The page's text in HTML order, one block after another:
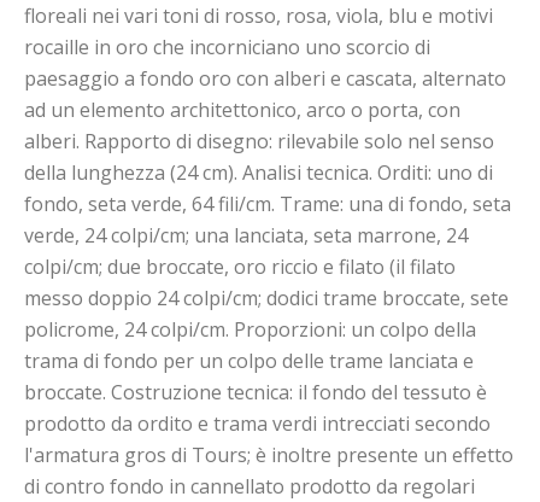
floreali nei vari toni di rosso, rosa, viola, blu e motivi
rocaille in oro che incorniciano uno scorcio di
paesaggio a fondo oro con alberi e cascata, alternato
ad un elemento architettonico, arco o porta, con
alberi. Rapporto di disegno: rilevabile solo nel senso
della lunghezza (24 cm). Analisi tecnica. Orditi: uno di
fondo, seta verde, 64 fili/cm. Trame: una di fondo, seta
verde, 24 colpi/cm; una lanciata, seta marrone, 24
colpi/cm; due broccate, oro riccio e filato (il filato
messo doppio 24 colpi/cm; dodici trame broccate, sete
policrome, 24 colpi/cm. Proporzioni: un colpo della
trama di fondo per un colpo delle trame lanciata e
broccate. Costruzione tecnica: il fondo del tessuto è
prodotto da ordito e trama verdi intrecciati secondo
l'armatura gros di Tours; è inoltre presente un effetto
di contro fondo in cannellato prodotto da regolari